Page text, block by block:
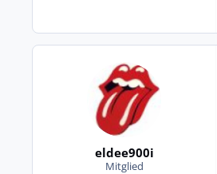
eldee900i
Mitglied